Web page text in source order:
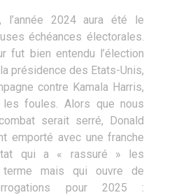
l’année 2024 aura été le
échéances électorales.
fut bien entendu l’élection
présidence des Etats-Unis,
contre Kamala Harris,
les foules. Alors que nous
serait serré, Donald
emporté avec une franche
qui a « rassuré » les
mais qui ouvre de
pour 2025 :